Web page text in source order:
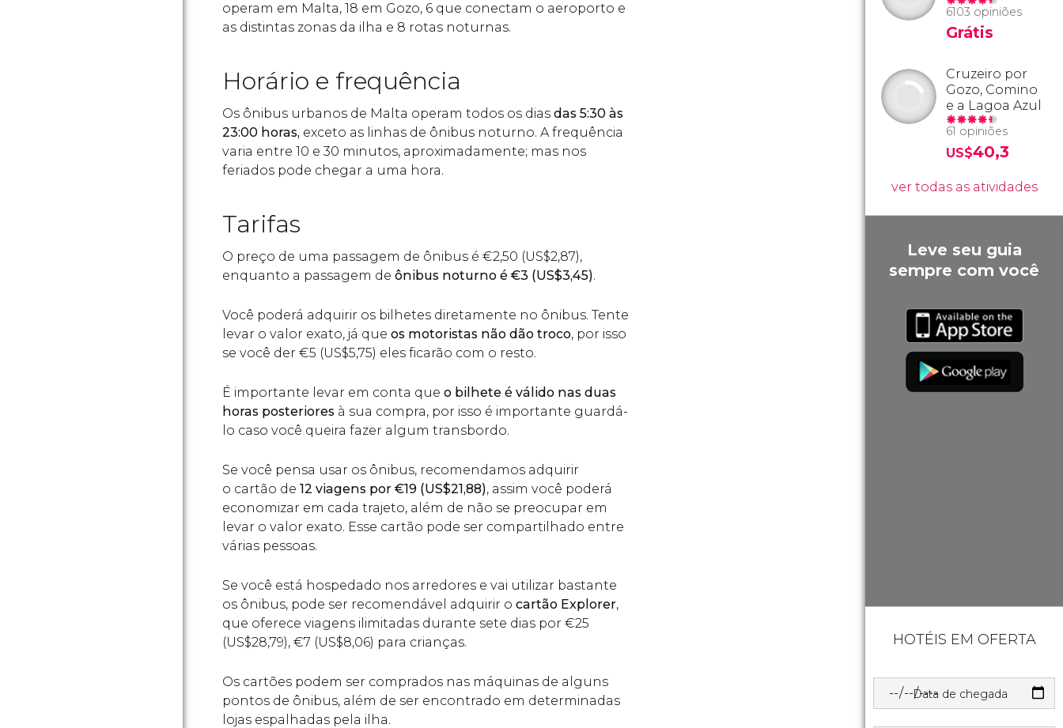
operam em Malta, 18 em Gozo, 6 que conectam o aeroporto e
as distintas zonas da ilha e 8 rotas noturnas.
Horário e frequência
Os ônibus urbanos de Malta operam todos os dias das 5:30 às
23:00 horas, exceto as linhas de ônibus noturno. A frequência
varia entre 10 e 30 minutos, aproximadamente; mas nos
feriados pode chegar a uma hora.
Tarifas
O preço de uma passagem de ônibus é €2,50 (US$2,87),
enquanto a passagem de ônibus noturno é €3 (US$3,45).
Você poderá adquirir os bilhetes diretamente no ônibus. Tente
levar o valor exato, já que os motoristas não dão troco, por isso
se você der €5 (US$5,75) eles ficarão com o resto.
É importante levar em conta que o bilhete é válido nas duas
horas posteriores à sua compra, por isso é importante guardá-
lo caso você queira fazer algum transbordo.
Se você pensa usar os ônibus, recomendamos adquirir
o cartão de 12 viagens por €19 (US$21,88), assim você poderá
economizar em cada trajeto, além de não se preocupar em
levar o valor exato. Esse cartão pode ser compartilhado entre
várias pessoas.
Se você está hospedado nos arredores e vai utilizar bastante
os ônibus, pode ser recomendável adquirir o cartão Explorer,
que oferece viagens ilimitadas durante sete dias por €25
(US$28,79), €7 (US$8,06) para crianças.
Os cartões podem ser comprados nas máquinas de alguns
pontos de ônibus, além de ser encontrado em determinadas
lojas espalhadas pela ilha.
6103 opiniões
Grátis
Cruzeiro por
Gozo, Comino
e a Lagoa Azul
61 opiniões
US$40,3
ver todas as atividades
Leve seu guia
sempre com você
HOTÉIS EM OFERTA
Data de chegada